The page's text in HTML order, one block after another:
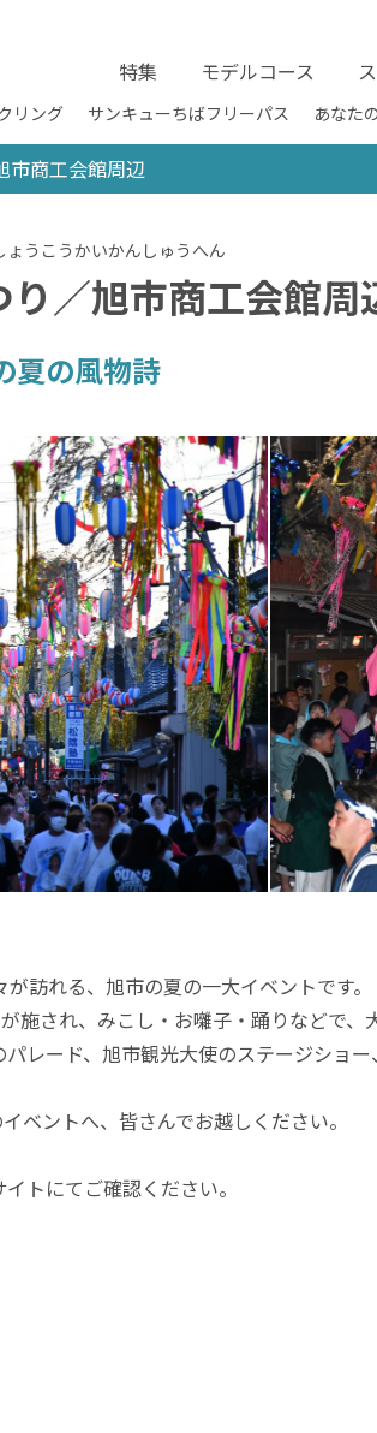
特集 モデルコース
リング サンキューちばフリーパス あなた
市商工会館周辺
／旭市商工会館周
夏の風物詩
訪れる、旭市の夏の一大イベントです。
され、みこし・お囃子・踊りなどで、
レード、旭市観光大使のステージショ
ベントへ、皆さんでお越しください。
トにてご確認ください。